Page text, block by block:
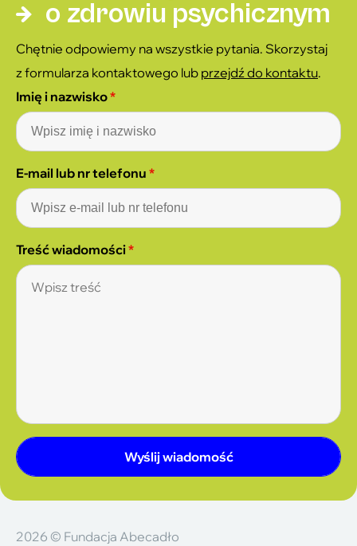
o zdrowiu psychicznym
Chętnie odpowiemy na wszystkie pytania. Skorzystaj
z formularza kontaktowego lub przejdź do kontaktu.
Imię i nazwisko*
E-mail lub nr telefonu *
Treść wiadomości*
Wyślij wiadomość
2026 © Fundacja Abecadło